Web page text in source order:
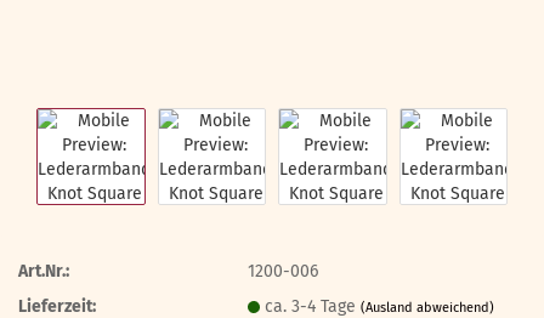
Art.Nr.:
1200-006
Lieferzeit:
ca. 3-4 Tage(Ausland abweichend)